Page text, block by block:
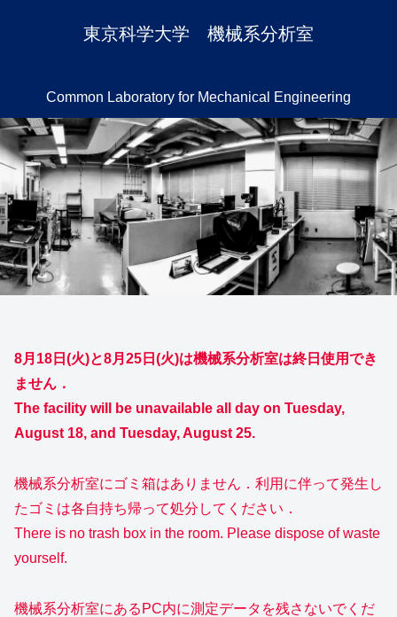
東京科学大学 機械系分析室
Common Laboratory for Mechanical Engineering
8月18日(火)と8月25日(火)は機械系分析室は終日使用でき
ません．
The facility will be unavailable all day on Tuesday,
August 18, and Tuesday, August 25.
機械系分析室にゴミ箱はありません．利用に伴って発生し
たゴミは各自持ち帰って処分してください．
There is no trash box in the room. Please dispose of waste
yourself.
機械系分析室にあるPC内に測定データを残さないでくだ